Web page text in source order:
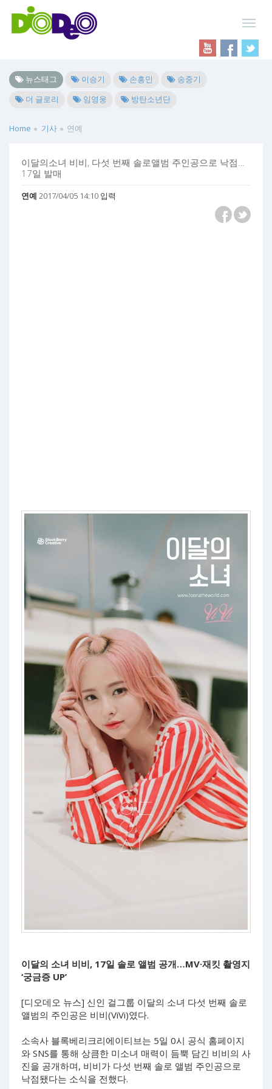
뉴스태그 이승기 손흥민
송중기
더 글로리
임영웅 방탄소년단
Home 기사 연예
이달의소녀 비비, 다섯 번째 솔로앨범 주인공으로 낙점…
17일 발매
연예 2017/04/05 14:10 입력
이달의 소녀 비비, 17일 솔로 앨범 공개…MV·재킷 촬영지
‘궁금증 UP’
[디오데오 뉴스] 신인 걸그룹 이달의 소녀 다섯 번째 솔로
앨범의 주인공은 비비(ViVi)였다.
소속사 블록베리크리에이티브는 5일 0시 공식 홈페이지
와 SNS를 통해 상큼한 미소녀 매력이 듬뿍 담긴 비비의 사
진을 공개하며, 비비가 다섯 번째 솔로 앨범 주인공으로
낙점됐다는 소식을 전했다.